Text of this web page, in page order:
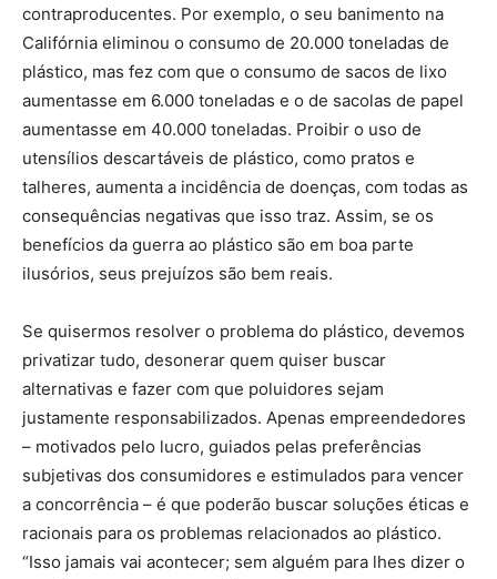
contraproducentes. Por exemplo, o seu banimento na
Califórnia eliminou o consumo de 20.000 toneladas de
plástico, mas fez com que o consumo de sacos de lixo
aumentasse em 6.000 toneladas e o de sacolas de papel
aumentasse em 40.000 toneladas. Proibir o uso de
utensílios descartáveis de plástico, como pratos e
talheres, aumenta a incidência de doenças, com todas as
consequências negativas que isso traz. Assim, se os
benefícios da guerra ao plástico são em boa parte
ilusórios, seus prejuízos são bem reais.
Se quisermos resolver o problema do plástico, devemos
privatizar tudo, desonerar quem quiser buscar
alternativas e fazer com que poluidores sejam
justamente responsabilizados. Apenas empreendedores
– motivados pelo lucro, guiados pelas preferências
subjetivas dos consumidores e estimulados para vencer
a concorrência – é que poderão buscar soluções éticas e
racionais para os problemas relacionados ao plástico.
“Isso jamais vai acontecer; sem alguém para lhes dizer o